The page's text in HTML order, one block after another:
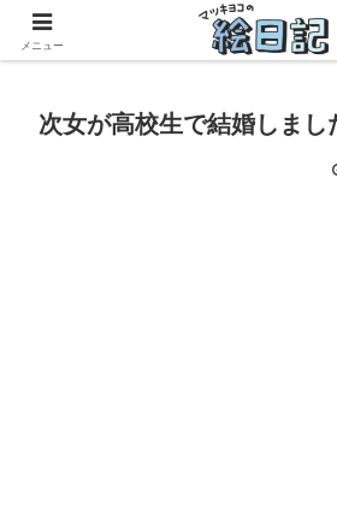
滋賀に移住した50代元主婦、フリーラ
次女が高校生で結婚しまし
メニュー